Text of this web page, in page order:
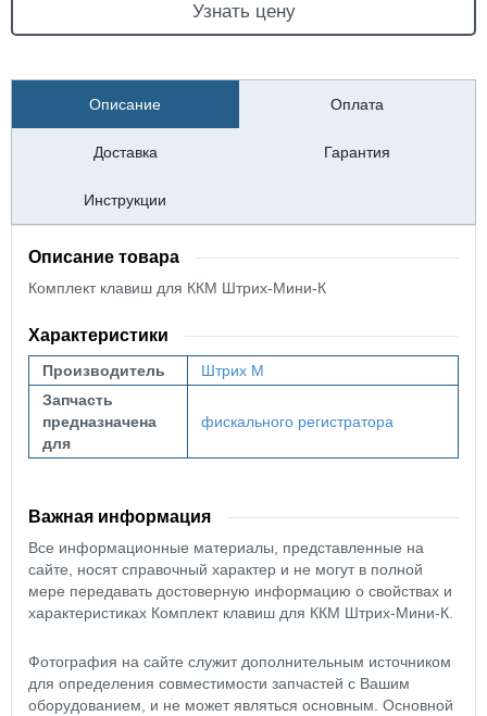
Узнать цену
Описание Оплата
Доставка Гарантия
Инструкции
Описание товара
Комплект клавиш для ККМ Штрих-Мини-К
Характеристики
Производитель
Штрих М
Запчасть
предназначена
для
фискального регистратора
Важная информация
Все информационные материалы, представленные на
сайте, носят справочный характер и не могут в полной
мере передавать достоверную информацию о свойствах и
характеристиках Комплект клавиш для ККМ Штрих-Мини-К.
Фотография на сайте служит дополнительным источником
для определения совместимости запчастей с Вашим
оборудованием, и не может являться основным. Основной